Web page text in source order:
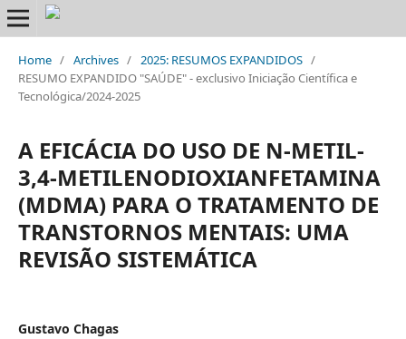
Home / Archives / 2025: RESUMOS EXPANDIDOS /
RESUMO EXPANDIDO "SAÚDE" - exclusivo Iniciação Científica e
Tecnológica/2024-2025
A EFICÁCIA DO USO DE N-METIL-
3,4-METILENODIOXIANFETAMINA
(MDMA) PARA O TRATAMENTO DE
TRANSTORNOS MENTAIS: UMA
REVISÃO SISTEMÁTICA
Gustavo Chagas